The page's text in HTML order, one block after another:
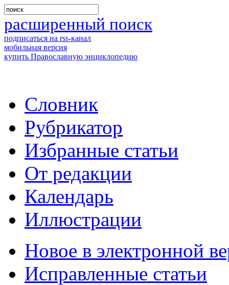
расширенный поиск
подписаться на rss-канал
мобильная версия
купить Православную энциклопедию
Словник
Рубрикатор
Избранные статьи
От редакции
Календарь
Иллюстрации
Новое в электронной
Исправленные статьи